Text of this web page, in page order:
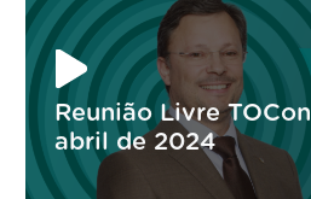
Reunião Livre
abril de 2024